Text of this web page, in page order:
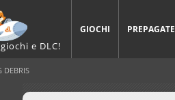
e DLC!
GIOCHI PREPAGATE
DEBRIS